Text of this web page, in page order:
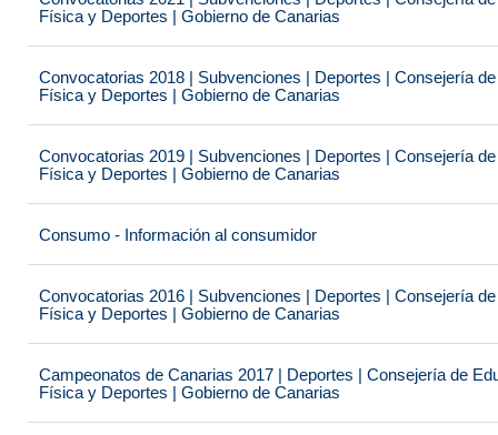
Física y Deportes | Gobierno de Canarias
Convocatorias 2018 | Subvenciones | Deportes | Consejería
Física y Deportes | Gobierno de Canarias
Convocatorias 2019 | Subvenciones | Deportes | Consejería
Física y Deportes | Gobierno de Canarias
Consumo - Información al consumidor
Convocatorias 2016 | Subvenciones | Deportes | Consejería
Física y Deportes | Gobierno de Canarias
Campeonatos de Canarias 2017 | Deportes | Consejería de
Física y Deportes | Gobierno de Canarias